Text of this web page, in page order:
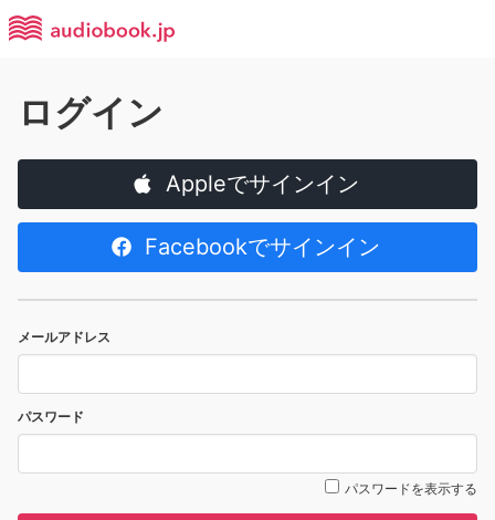
ログイン
Appleでサインイン
Facebookでサインイン
メールアドレス
パスワード
パスワードを表示する